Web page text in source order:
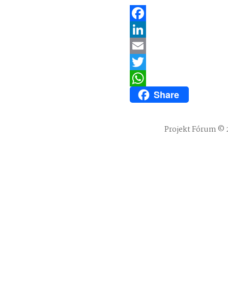
Facebook
LinkedIn
Email
Twitter
WhatsAppShare
Projekt Fórum ©